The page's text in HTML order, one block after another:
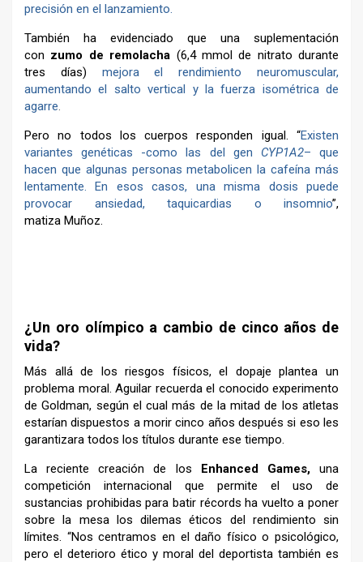
precisión en el lanzamiento.
También ha evidenciado que una suplementación
con zumo de remolacha (6,4 mmol de nitrato durante
tres días)
mejora el rendimiento neuromuscular,
aumentando el salto vertical y la fuerza isométrica de
agarre.
Pero no todos los cuerpos responden igual.
“Existen
variantes genéticas -como las del gen CYP1A2– que
hacen que algunas personas metabolicen la cafeína más
lentamente. En esos casos, una misma dosis puede
provocar ansiedad, taquicardias o insomnio”,
matiza Muñoz.
¿Un oro olímpico a cambio de cinco años de
vida?
Más allá de los riesgos físicos, el dopaje plantea un
problema moral. Aguilar recuerda el conocido experimento
de Goldman, según el cual más de la mitad de los atletas
estarían dispuestos a morir cinco años después si eso les
garantizara todos los títulos durante ese tiempo.
La reciente creación de los Enhanced Games,una
competición internacional que permite el uso de
sustancias prohibidas para batir récords ha vuelto a poner
sobre la mesa los dilemas éticos del rendimiento sin
límites. “Nos centramos en el daño físico o psicológico,
pero el deterioro ético y moral del deportista también es